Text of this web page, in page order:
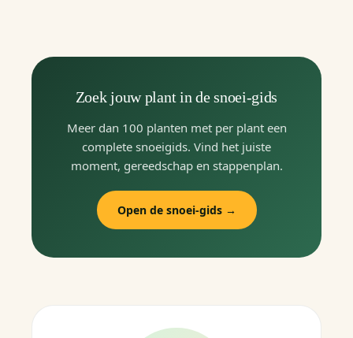
Zoek jouw plant in de snoei-gids
Meer dan 100 planten met per plant een
complete snoeigids. Vind het juiste
moment, gereedschap en stappenplan.
Open de snoei-gids →